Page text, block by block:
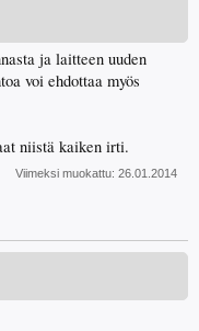
ja laitteen uuden
voi ehdottaa myös
niistä kaiken irti.
Viimeksi muokattu: 26.01.2014